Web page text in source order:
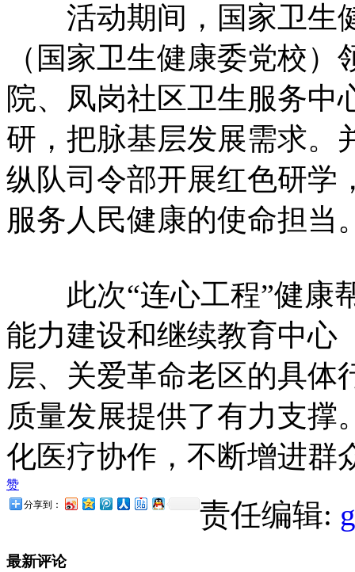
活动期间，国家卫生
（国家卫生健康委党校
院、凤岗社区卫生服务中
研，把脉基层发展需求。
纵队司令部开展红色研学
服务人民健康的使命担当
此次“连心工程”健康
能力建设和继续教育中心
层、关爱革命老区的具体
质量发展提供了有力支撑
化医疗协作，不断增进群
赞
分享到： 责任编辑:
最新评论